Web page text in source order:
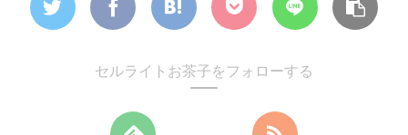
セルライトお茶子をフォローする